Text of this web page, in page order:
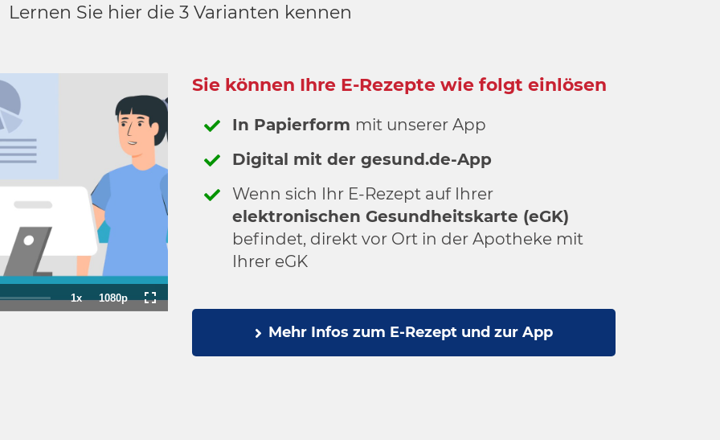
Lernen Sie hier die 3 Varianten kennen
1xPlayback
Rate
Quality
1080p Fullscreen
Sie können Ihre E-Rezepte wie folgt einlösen
In Papierform mit unserer App
Digital mit der gesund.de-App
Wenn sich Ihr E-Rezept auf Ihrer
elektronischen Gesundheitskarte (eGK)
befindet, direkt vor Ort in der Apotheke mit
Ihrer eGK
Mehr Infos zum E-Rezept und zur App